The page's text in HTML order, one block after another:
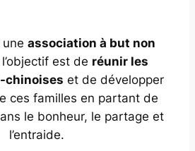
association à but non
est de réunir les
chinoises et de développer
ces familles en partant de
le bonheur, le partage et
l’entraide.